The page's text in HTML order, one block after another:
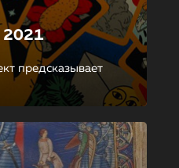
2021
предсказывает